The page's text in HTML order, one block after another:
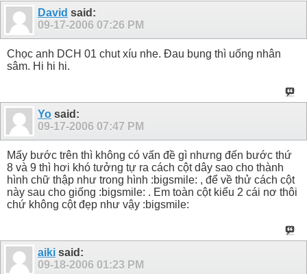
David said:
09-17-2006 07:26 PM
Chọc anh DCH 01 chut xíu nhe. Đau bụng thì uống nhân
sâm. Hi hi hi.
Yo said:
09-17-2006 07:47 PM
Mấy bước trên thì không có vấn đề gì nhưng đến bước thứ
8 và 9 thì hơi khó tưởng tự ra cách cột dây sao cho thành
hình chữ thập như trong hình :bigsmile: , để về thử cách cột
này sau cho giống :bigsmile: . Em toàn cột kiểu 2 cái nơ thôi
chứ không cột đẹp như vậy :bigsmile:
aiki said:
09-18-2006 01:23 PM